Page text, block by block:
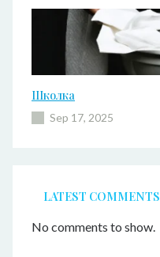
Школка
Sep 17, 2025
LATEST COMMENTS
No comments to show.